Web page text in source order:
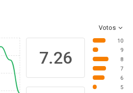
Votos
7.26
10
9
8
7
6
5